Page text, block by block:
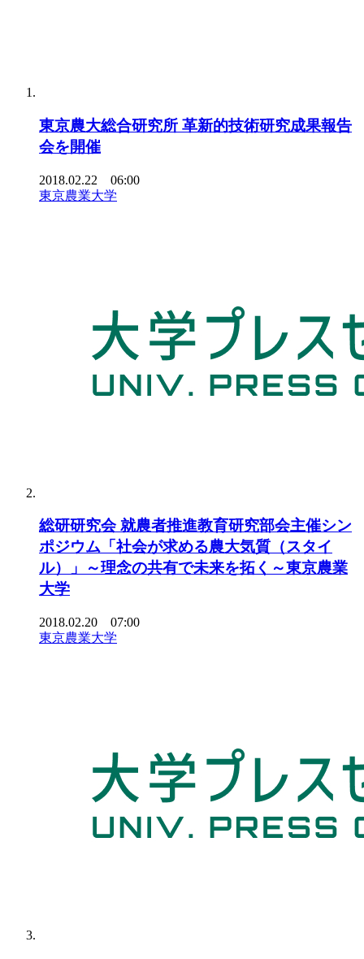
東京農大総合研究所 革新的技術研究成果報告
会を開催
2018.02.22 06:00
東京農業大学
総研研究会 就農者推進教育研究部会主催シン
ポジウム「社会が求める農大気質（スタイ
ル）」～理念の共有で未来を拓く～東京農業
大学
2018.02.20 07:00
東京農業大学